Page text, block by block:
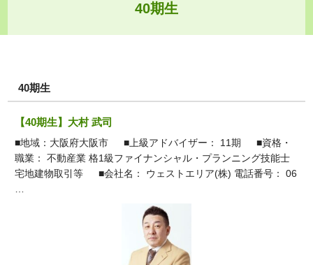
40期生
40期生
【40期生】大村 武司
■地域：大阪府大阪市 ■上級アドバイザー： 11期 ■資格・
職業： 不動産業 格1級ファイナンシャル・プランニング技能士
宅地建物取引等 ■会社名： ウェストエリア(株) 電話番号： 06